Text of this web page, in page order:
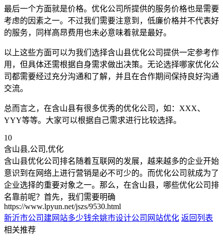
最后一个方面就是价格。优化公司所提供的服务价格也是需要
考虑的因素之一。不过我们需要注意到，低廉价格并不代表好
的服务，同样高昂费用也未必意味着就是最好。
以上这些方面可以为我们选择含山县优化公司提供一定参考作
用，但具体还需根据自身需求做出决策。无论选择哪家优化公
司都需要经过充分沟通和了解，并且在合作期间保持良好沟通
交流。
总而言之，在含山县有很多优秀的优化公司，如：XXX、
YYY等等。大家可以根据自己需求进行比较选择。
10
含山县,公司,优化
含山县优化公司排名随着互联网的发展，越来越多的企业开始
意识到在网络上进行营销是必不可少的。而优化公司就成为了
企业选择的重要对象之一。那么，在含山县，哪些优化公司排
名靠前呢？首先，我们需要明确
https://www.lpyun.net/jszs/9530.html
新沂市公司建网站多少钱余姚市设计公司网站优化 返回列表
相关推荐